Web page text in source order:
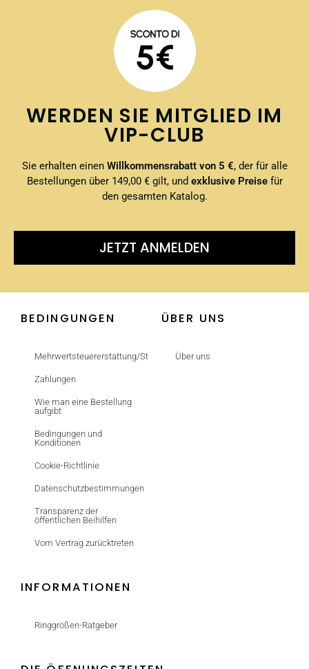
WERDEN SIE MITGLIED IM
VIP-CLUB
Sie erhalten einenWillkommensrabatt von 5 €, der für alle
Bestellungen über 149,00 € gilt, und exklusive Preisefür
den gesamten Katalog.
JETZT ANMELDEN
BEDINGUNGEN
Mehrwertsteuererstattung/Steuerfrei
Zahlungen
Wie man eine Bestellung
aufgibt
Bedingungen und
Konditionen
Cookie-Richtlinie
Datenschutzbestimmungen
Transparenz der
öffentlichen Beihilfen
Vom Vertrag zurücktreten
ÜBER UNS
Über uns
INFORMATIONEN
Ringgrößen-Ratgeber